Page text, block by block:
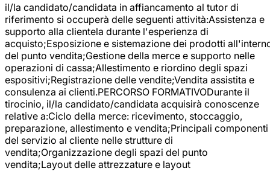
il/la candidato/candidata in affiancamento al tutor di
riferimento si occuperà delle seguenti attività:Assistenza e
supporto alla clientela durante l'esperienza di
acquisto;Esposizione e sistemazione dei prodotti
del punto vendita;Gestione della merce e supporto nelle
operazioni di cassa;Allestimento e riordino degli spazi
espositivi;Registrazione delle vendite;Vendita assistita e
consulenza ai clienti.PERCORSO FORMATIVODurante il
tirocinio, il/la candidato/candidata acquisirà conoscenze
relative a:Ciclo della merce: ricevimento, stoccaggio,
preparazione, allestimento e vendita;Principali componenti
del servizio al cliente nelle strutture di
vendita;Organizzazione degli spazi del punto
vendita;Layout delle attrezzature e layout